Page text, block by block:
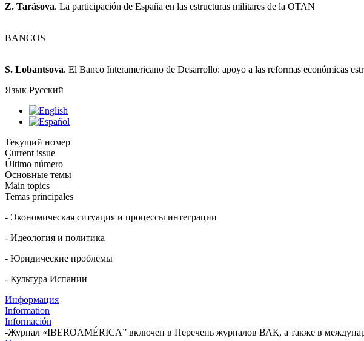
Z. Tarásova. La participación de España en las estructuras militares de la OTAN
BANCOS
S. Lobantsova. El Banco Interamericano de Desarrollo: apoyo a las reformas económicas
Язык Русский
Текущий номер
Current issue
Último número
Основные темы
Main topics
Temas principales
- Экономическая ситуация и процессы интеграции
- Идеология и политика
- Юридические проблемы
- Культура Испании
Информация
Information
Información
-Журнал «IBEROAMÉRICA” включен в Перечень журналов ВАК, а также в